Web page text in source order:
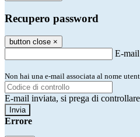
Recupero password
button close ×
E-mail
Non hai una e-mail associata al nome
E-mail inviata, si prega di
Errore